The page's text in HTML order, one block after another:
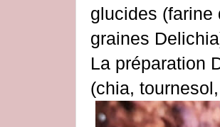
glucides (farine
graines
La préparation
(chia,